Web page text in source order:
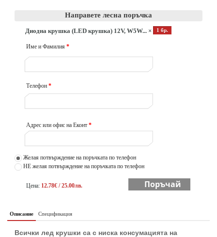
Направете лесна поръчка
Диодна крушка (LED крушка) 12V, W5W... × 1 бр.
Име и Фамилия *
Телефон *
Адрес или офис на Еконт *
Желая потвърждение на поръчката по телефон
НЕ желая потвърждение на поръчката по телефон
Цена: 12.78€ / 25.00лв. Поръчай
Описание Спецификация
Всички лед крушки са с ниска консумацията на